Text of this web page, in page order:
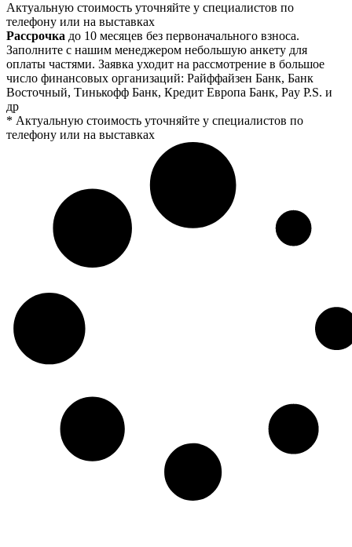
Актуальную стоимость уточняйте у специалистов по
телефону или на выставках
Рассрочка до 10 месяцев без первоначального взноса.
Заполните с нашим менеджером небольшую анкету для
оплаты частями. Заявка уходит на рассмотрение в большое
число финансовых организаций: Райффайзен Банк, Банк
Восточный, Тинькофф Банк, Кредит Европа Банк, Pay P.S. и
др
* Актуальную стоимость уточняйте у специалистов по
телефону или на выставках